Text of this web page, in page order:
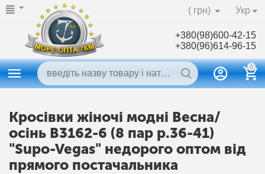
Укр
( грн)
+380(98)600-42-15
+380(96)614-96-15
0
Кросівки жіночі модні Весна/
осінь B3162-6 (8 пар р.36-41)
"Supo-Vegas" недорого оптом від
прямого постачальника